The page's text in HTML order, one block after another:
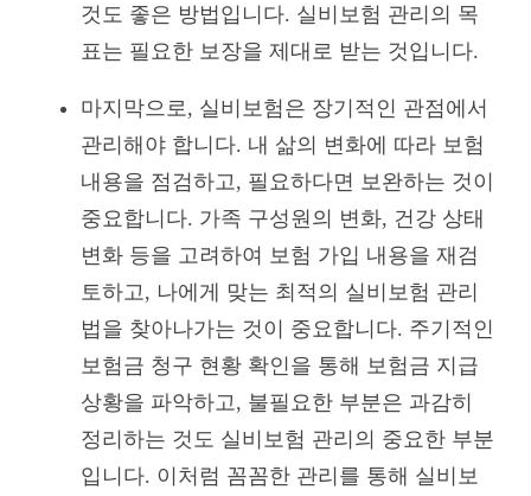
것도 좋은 방법입니다. 실비보험 관리의 목
표는 필요한 보장을 제대로 받는 것입니다.
마지막으로, 실비보험은 장기적인 관점에서
관리해야 합니다. 내 삶의 변화에 따라 보험
내용을 점검하고, 필요하다면 보완하는 것이
중요합니다. 가족 구성원의 변화, 건강 상태
변화 등을 고려하여 보험 가입 내용을 재검
토하고, 나에게 맞는 최적의 실비보험 관리
법을 찾아나가는 것이 중요합니다. 주기적인
보험금 청구 현황 확인을 통해 보험금 지급
상황을 파악하고, 불필요한 부분은 과감히
정리하는 것도 실비보험 관리의 중요한 부분
입니다. 이처럼 꼼꼼한 관리를 통해 실비보